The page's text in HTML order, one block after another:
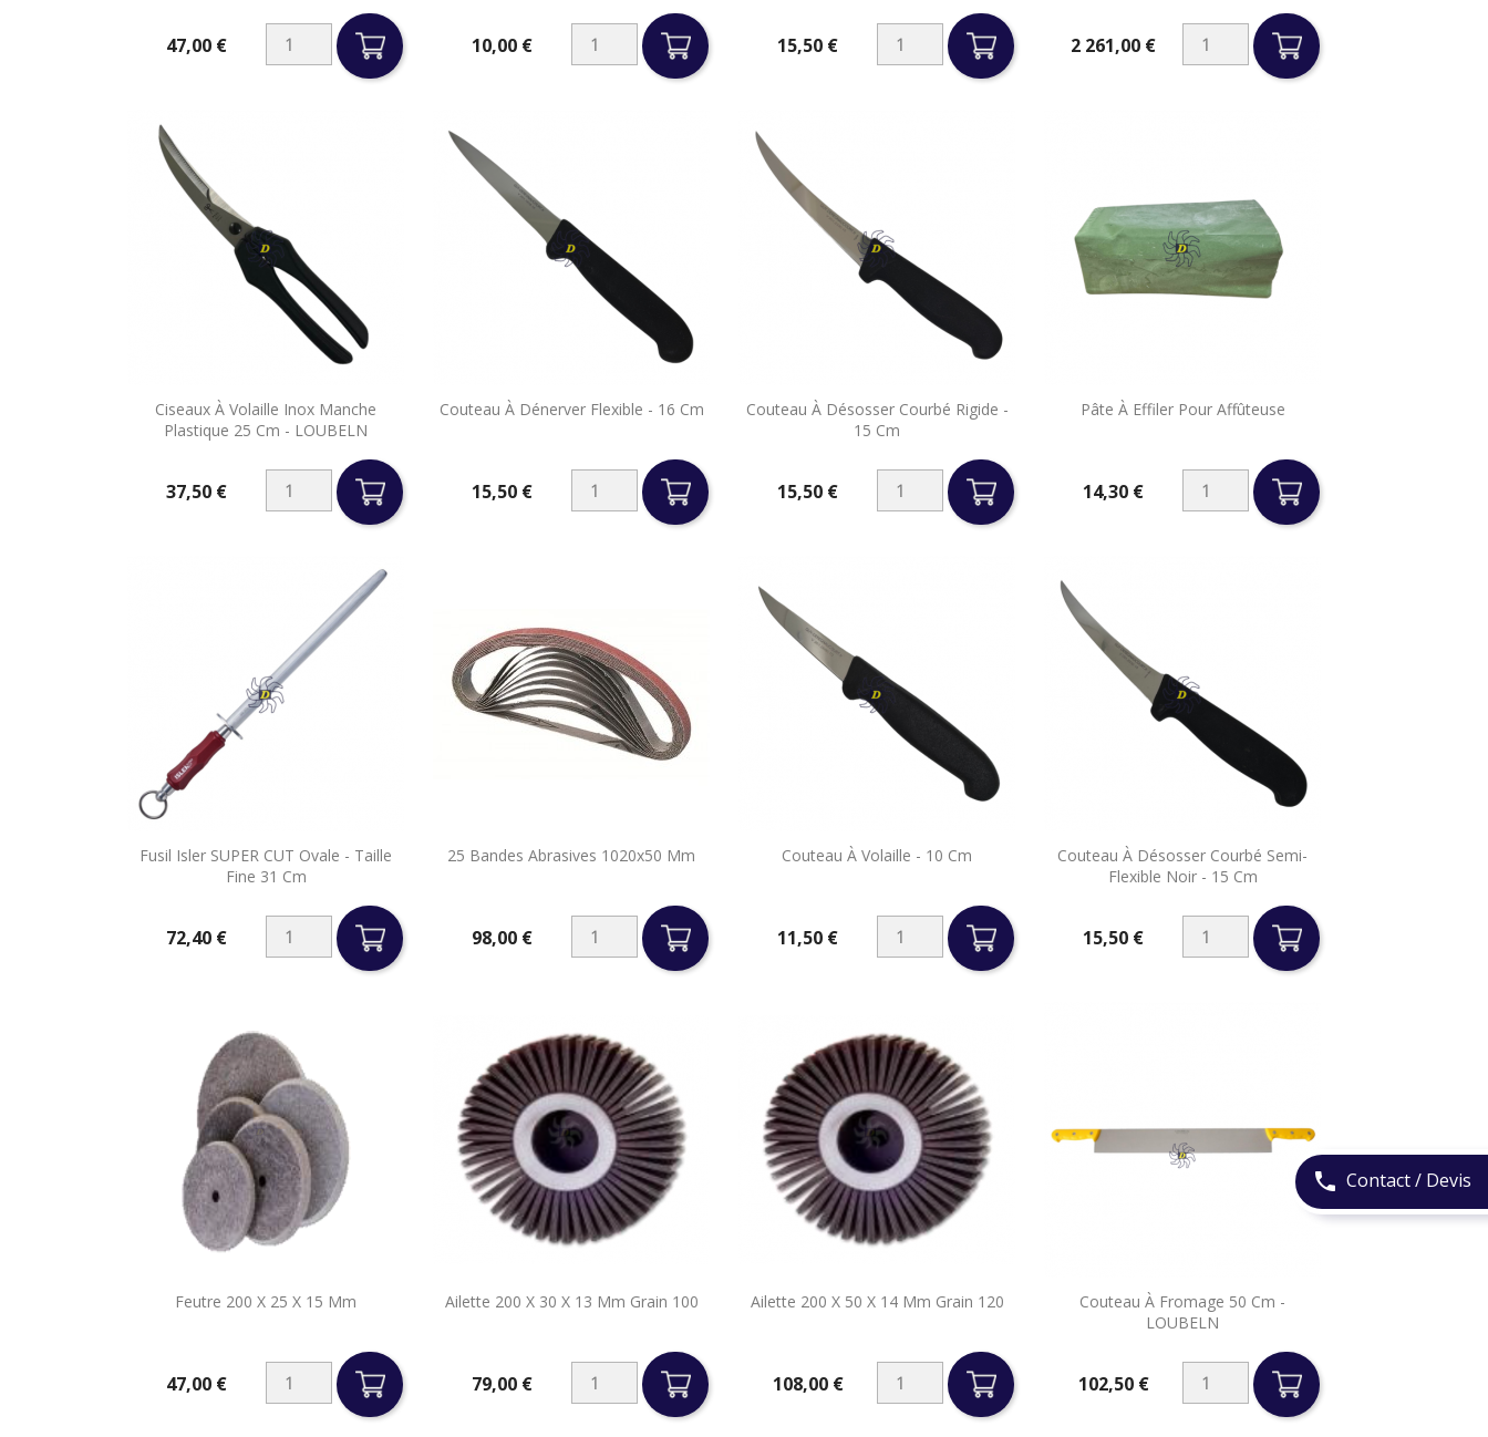
phone Contact / Devis
47,00 € 10,00 € 15,50 € Prix2 261,00 €
Ciseaux À Volaille Inox Manche
Plastique 25 Cm - LOUBELN
37,50 €
Aperçu rapide Couteau À Dénerver Flexible - 16 Cm
15,50 €
Aperçu rapide
Couteau À Désosser Courbé Rigide -
15 Cm
15,50 €
Aperçu rapide Pâte À Effiler Pour Affûteuse
14,30 €
Aperçu rapide
Fusil Isler SUPER CUT Ovale - Taille
Fine 31 Cm
72,40 €
Aperçu rapide 25 Bandes Abrasives 1020x50 Mm
98,00 €
Aperçu rapide Couteau À Volaille - 10 Cm
11,50 €
Aperçu rapide
Couteau À Désosser Courbé Semi-
Flexible Noir - 15 Cm
15,50 €
Aperçu rapide
Feutre 200 X 25 X 15 Mm
47,00 €
 Aperçu rapide Ailette 200 X 30 X 13 Mm Grain 100
79,00 €
Aperçu rapide Ailette 200 X 50 X 14 Mm Grain 120
108,00 €
Aperçu rapide
Couteau À Fromage 50 Cm -
LOUBELN
102,50 €
 Aperçu rapide